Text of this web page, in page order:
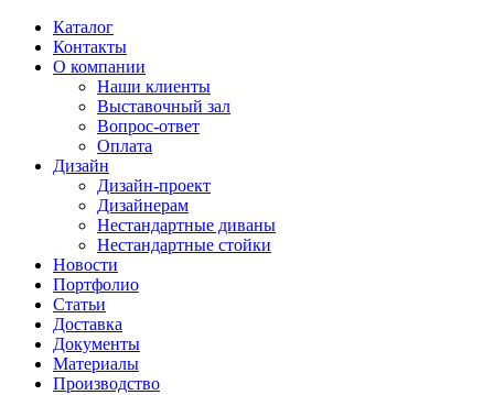
Каталог
Контакты
О компании
Наши клиенты
Выставочный зал
Вопрос-ответ
Оплата
Дизайн
Дизайн-проект
Дизайнерам
Нестандартные диваны
Нестандартные стойки
Новости
Портфолио
Статьи
Доставка
Документы
Материалы
Производство